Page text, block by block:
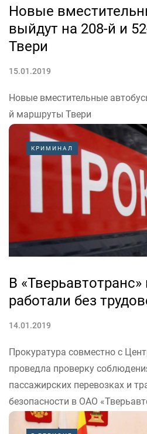
Новые
выйдут на 208-й и
Твери
15.01.2019
Новые вместительные
й маршруты Твери
Новым перевозчиком
станет ООО «Северо-
компания». 14 января
комиссионный осмотр свой
новых автобусов среднего
КРИМИНАЛ
В «Тверьавтотранс»
работали без
14.01.2019
Прокуратура совместно с
проведла проверку
пассажирских перевозках и
безопасности в ОАО
Во время проверки